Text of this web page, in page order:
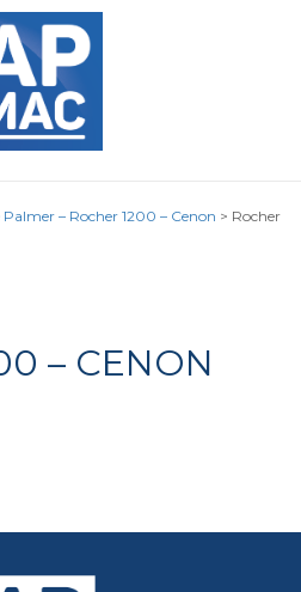
Palmer – Rocher 1200 – Cenon > Rocher
– CENON